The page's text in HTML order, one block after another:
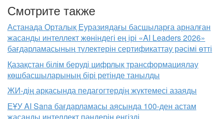
Смотрите также
Астанада Орталық Еуразиядағы басшыларға арналған
жасанды интеллект жөніндегі ең ірі «AI Leaders 2026»
бағдарламасының түлектерін сертификаттау рәсімі өтті
Қазақстан білім беруді цифрлық трансформациялау
көшбасшыларының бірі ретінде танылды
ЖИ-дің арқасында педагогтердің жүктемесі азаяды
ЕҰУ AI Sana бағдарламасы аясында 100-ден астам